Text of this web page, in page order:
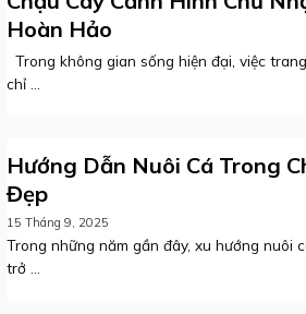
Hoàn Hảo
Trong không gian sống hiện đại, việc
chỉ ...
Hướng Dẫn Nuôi Cá Trong
Đẹp
15 Tháng 9, 2025
Trong những năm gần đây, xu hướng nuôi
trở ...